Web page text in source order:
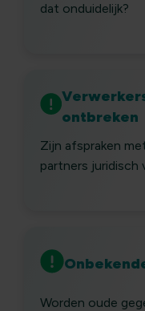
dat onduidelijk?
ontbreken
Zijn afspraken
partners juridisch
Worden oude